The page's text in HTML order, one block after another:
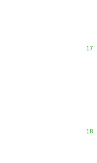
17.
18.